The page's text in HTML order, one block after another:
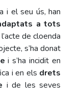
i el seu ús, han
a tots
de cloenda
s’ha donat
i s’ha incidit en
i en els drets
i de les seves